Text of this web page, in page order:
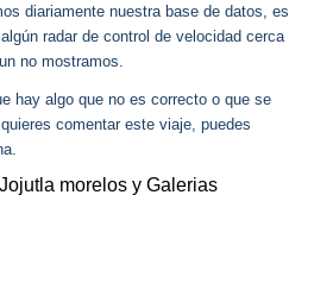
diariamente nuestra base de datos, es
radar de control de velocidad cerca
no mostramos.
hay algo que no es correcto o que se
comentar este viaje, puedes
morelos y Galerias